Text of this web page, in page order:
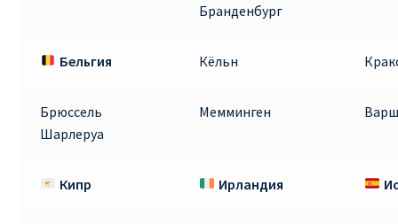
АВИАБИЛЕТЫ ХЕЛЬСИНКИ МИЛАН
Бранденбург
Бельгия Кёльн
Брюссель
Шарлеруа
Мемминген
Кипр Ирландия